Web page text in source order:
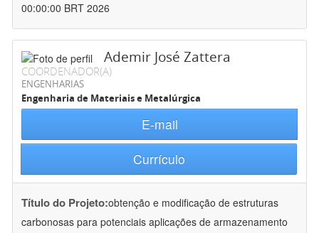
00:00:00 BRT 2026
Ademir José Zattera
COORDENADOR(A)
ENGENHARIAS
Engenharia de Materiais e Metalúrgica
E-mail
Currículo
Título do Projeto:obtenção e modificação de estruturas
carbonosas para potenciais aplicações de armazenamento